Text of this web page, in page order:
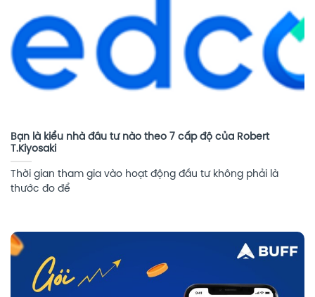
Bạn là kiểu nhà đầu tư nào theo 7 cấp độ của Robert
T.Kiyosaki
Thời gian tham gia vào hoạt động đầu tư không phải là
thước đo để